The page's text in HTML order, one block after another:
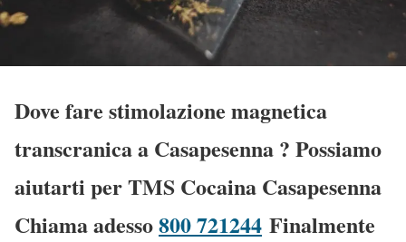
Dove fare stimolazione magnetica
transcranica a Casapesenna ? Possiamo
aiutarti per TMS Cocaina Casapesenna
Chiama adesso800 721244 Finalmente